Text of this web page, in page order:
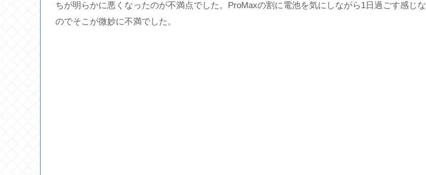
ちが明らかに悪くなったのが不満点でした。ProMaxの割に電池を気にしながら1日過ごす感じな
のでそこが微妙に不満でした。